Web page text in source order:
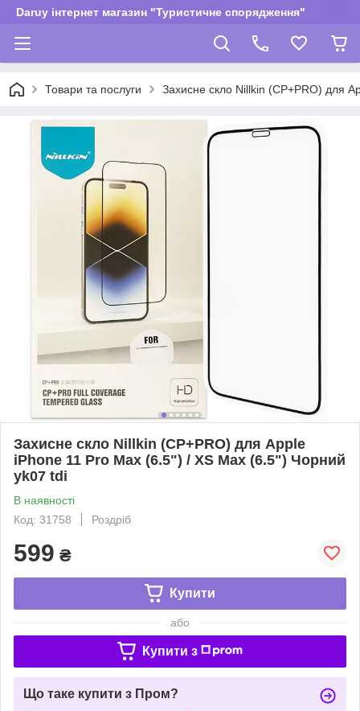
Daruy інтернет магазин "Туристичне спорядження"
Товари та послуги Захисне скло Nillkin (CP+PRO) для
Захисне скло Nillkin (CP+PRO) для Apple
iPhone 11 Pro Max (6.5") / XS Max (6.5") Чорний
yk07 tdi
В наявності
Код: 31758
Роздріб
599 ₴
Купити
або
Купити з
Що таке купити з Пром?